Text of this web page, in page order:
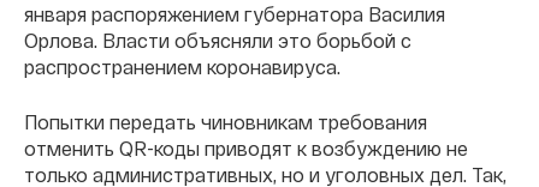
января распоряжением губернатора Василия
Орлова. Власти объясняли это борьбой с
распространением коронавируса.
Попытки передать чиновникам требования
отменить QR-коды приводят к возбуждению не
только административных, но и уголовных дел. Так,